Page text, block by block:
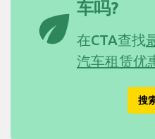
eco 车吗?
在CTA查找
汽车租赁优
搜